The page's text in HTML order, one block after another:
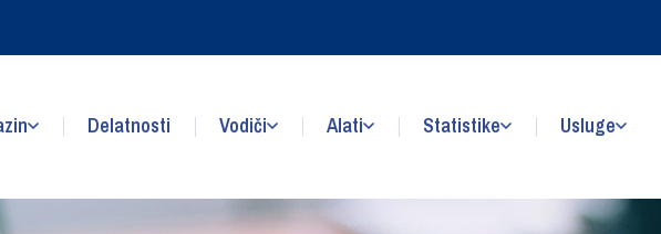
Delatnosti Vodiči Alati Statistike Usluge